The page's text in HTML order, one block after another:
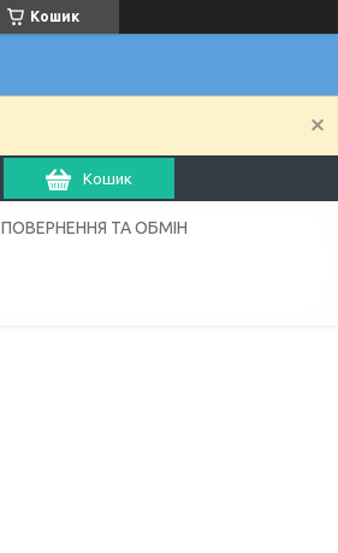
Кошик
Кошик
ПОВЕРНЕННЯ ТА ОБМІН